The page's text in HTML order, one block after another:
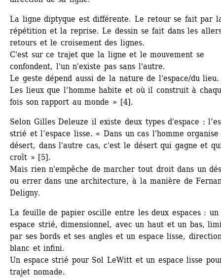
La ligne diptyque est différente. Le retour se fait par
répétition et la reprise. Le dessin se fait dans les
retours et le croisement des lignes.
C'est sur ce trajet que la ligne et le mouvement se
confondent, l'un n'existe pas sans l'autre.
Le geste dépend aussi de la nature de l'espace/du
Les lieux que l’homme habite et où il construit à
fois son rapport au monde » [4].
Selon Gilles Deleuze il existe deux types d'espace :
strié et l’espace lisse. « Dans un cas l'homme
désert, dans l'autre cas, c'est le désert qui gagne et
croît » [5].
Mais rien n'empêche de marcher tout droit dans un
ou errer dans une architecture, à la manière de
Deligny.
La feuille de papier oscille entre les deux espaces : un
espace strié, dimensionnel, avec un haut et un bas,
par ses bords et ses angles et un espace lisse,
blanc et infini.
Un espace strié pour Sol LeWitt et un espace lisse
trajet nomade.